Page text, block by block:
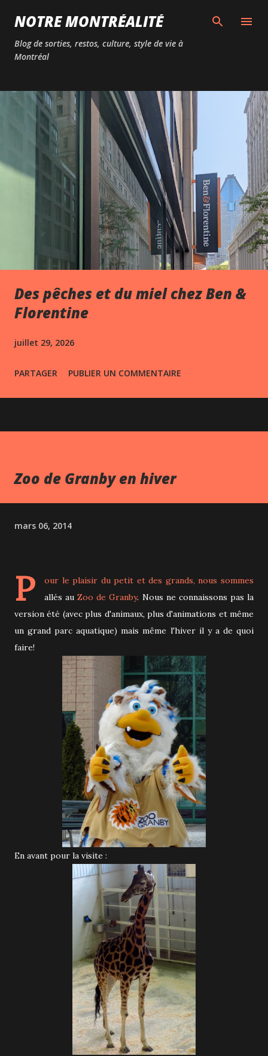
Passer au contenu principal
NOTRE MONTRÉALITÉ
Blog de sorties, restos, culture, style de vie à
Montréal
Des pêches et du miel chez Ben &
Florentine
juillet 29, 2026
PARTAGER PUBLIER UN COMMENTAIRE
Zoo de Granby en hiver
mars 06, 2014
P
our le plaisir du petit et des grands, nous sommes
allés auZoo de Granby. Nous ne connaissons pas la
version été (avec plus d'animaux, plus d'animations et même
un grand parc aquatique) mais même l'hiver il y a de quoi
faire!
En avant pour la visite :